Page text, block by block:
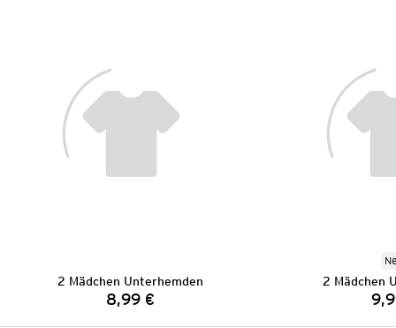
2 Mädchen Unterhemden
Preis:
8,99 €
2 Mädchen